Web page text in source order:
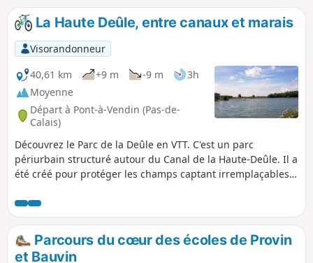
oublier l'espace naturel Chico Mendès.
La Haute Deûle, entre canaux et marais
Visorandonneur
40,61 km
+9 m -9 m
3h
Moyenne
Départ à Pont-à-Vendin (Pas-de-
Calais)
Découvrez le Parc de la Deûle en VTT. C'est un parc
périurbain structuré autour du Canal de la Haute-Deûle. Il a
été créé pour protéger les champs captant irremplaçables
aménagements accueillent le public en l’invitant à respecter
les milieux fragiles.Balade sympa le long de la Deûle et des
Marais de Wavrin. Un itinéraire sans difficultés permettant
de varier le roulage entre chemins caillouteux, chemins de
Parcours du cœur des écoles de Provin
et Bauvin